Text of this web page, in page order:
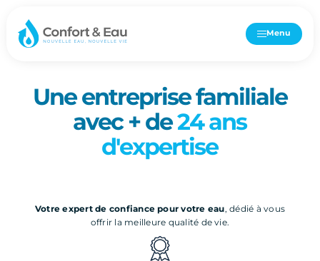
Menu
NOTRE HISTOIRE
Une entreprise familiale
avec + de24 ans
d'expertise
Votre expert de confiance pour votre eau, dédié à vous
offrir la meilleure qualité de vie.